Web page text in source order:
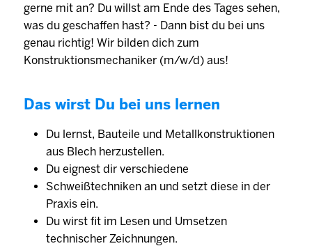
gerne mit an? Du willst am Ende des Tages sehen,
was du geschaffen hast? - Dann bist du bei uns
genau richtig! Wir bilden dich zum
Konstruktionsmechaniker (m/w/d) aus!
Das wirst Du bei uns lernen
Du lernst, Bauteile und Metallkonstruktionen
aus Blech herzustellen.
Du eignest dir verschiedene
Schweißtechniken an und setzt diese in der
Praxis ein.
Du wirst fit im Lesen und Umsetzen
technischer Zeichnungen.